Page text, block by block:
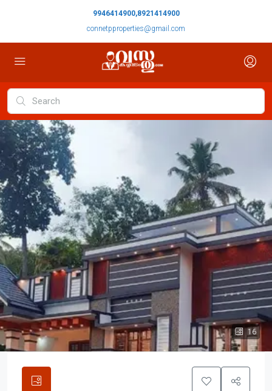
9946414900,8921414900
connetpproperties@gmail.com
16